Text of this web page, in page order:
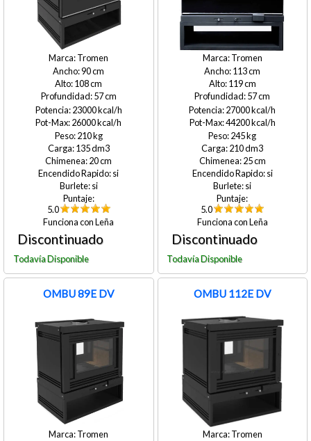
Tromen
90
108
57
23000
26000
210
135
20
si
si
5.0
Leña
Tromen
113
119
57
27000
44200
245
210
25
si
si
5.0
Leña
OMBU 89E DV
Tromen
OMBU 112E DV
Tromen